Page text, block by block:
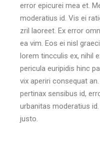
error epicurei mea et.
moderatius id. Vis ei
zril laoreet. Ex error
ea vim. Eos ei nisl
lorem tincculis ex, nihil
pericula euripidis hinc
vix aperiri consequat
pertinax sensibus id,
urbanitas moderatius
justo.